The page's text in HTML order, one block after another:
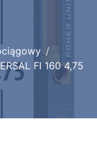
FI 160 4,75